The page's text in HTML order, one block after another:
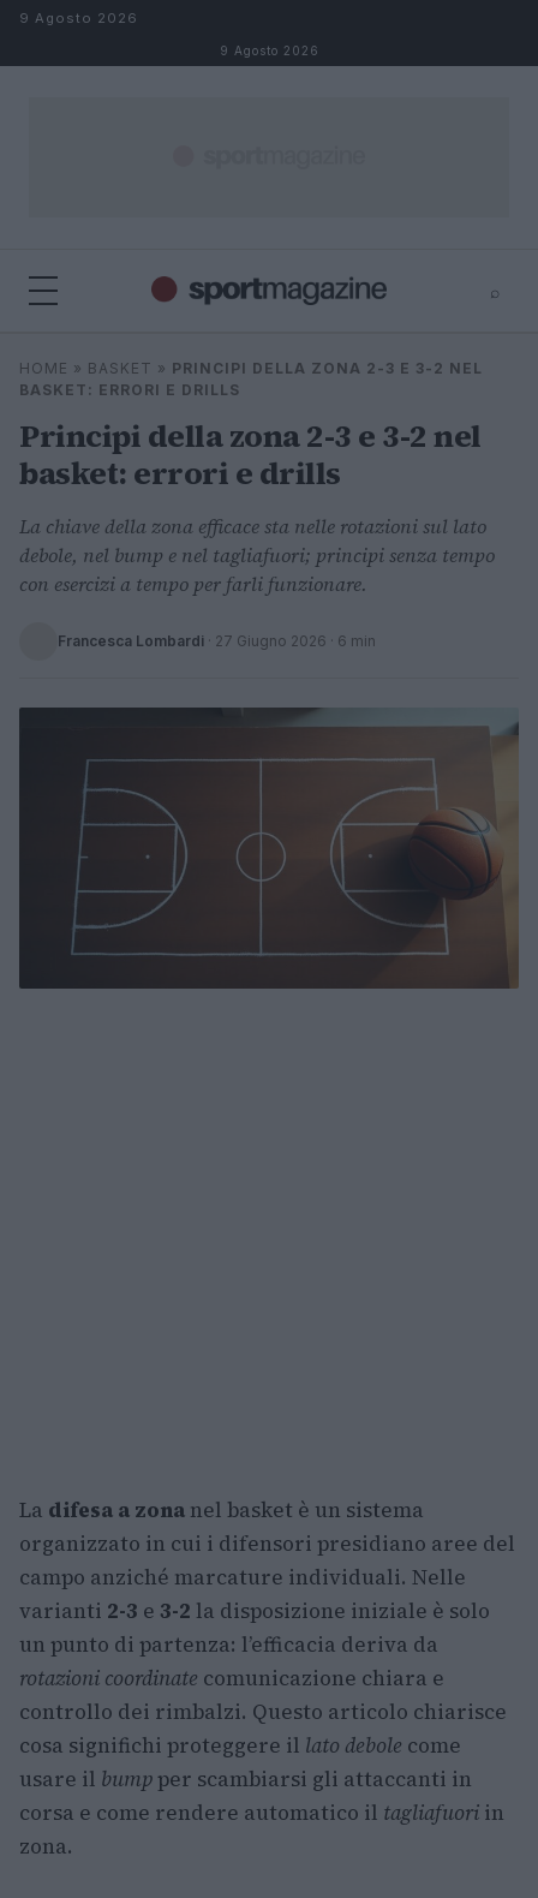
Salta al contenuto
9 Agosto 2026
9 Agosto 2026
⌕
Cerca
⌕
HOME » BASKET » PRINCIPI DELLA ZONA 2-3 E 3-2 NEL
BASKET: ERRORI E DRILLS
Principi della zona 2-3 e 3-2 nel
basket: errori e drills
La chiave della zona efficace sta nelle rotazioni sul lato
debole, nel bump e nel tagliafuori; principi senza tempo
con esercizi a tempo per farli funzionare.
Francesca Lombardi · 27 Giugno 2026 · 6 min
La difesa a zona nel basket è un sistema
organizzato in cui i difensori presidiano aree del
campo anziché marcature individuali. Nelle
varianti 2-3 e 3-2 la disposizione iniziale è solo
un punto di partenza: l’efficacia deriva da
rotazioni coordinate comunicazione chiara e
controllo dei rimbalzi. Questo articolo chiarisce
cosa significhi proteggere il lato debole come
usare il bumpper scambiarsi gli attaccanti in
corsa e come rendere automatico il tagliafuori in
zona.